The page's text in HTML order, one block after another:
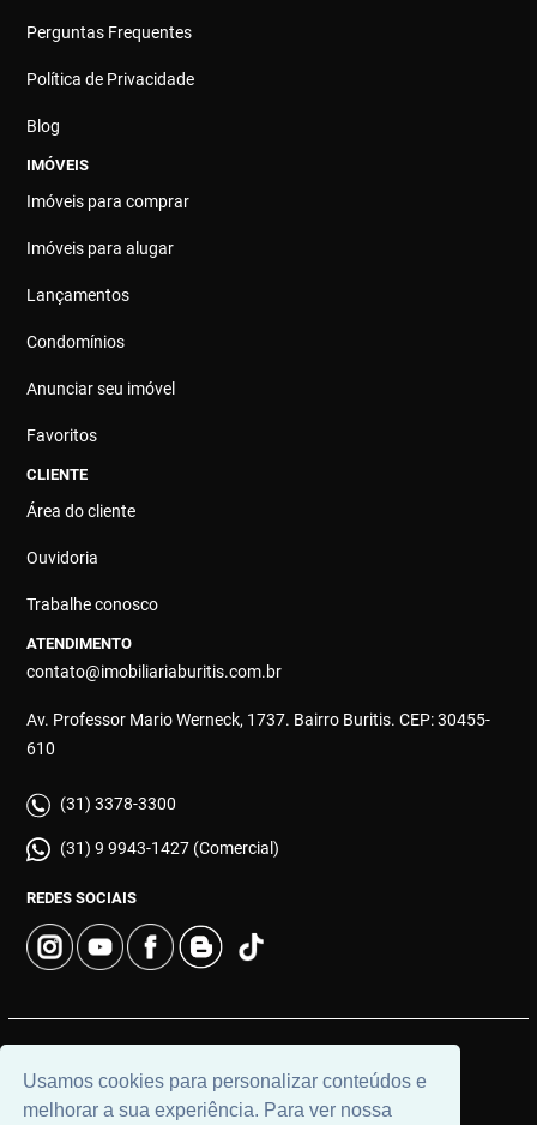
Usamos cookies para personalizar conteúdos e
melhorar a sua experiência. Para ver nossa
Perguntas Frequentes
Política de Privacidade
Blog
IMÓVEIS
Imóveis para comprar
Imóveis para alugar
Lançamentos
Condomínios
Anunciar seu imóvel
Favoritos
CLIENTE
Área do cliente
Ouvidoria
Trabalhe conosco
ATENDIMENTO
contato@imobiliariaburitis.com.br
Av. Professor Mario Werneck, 1737. Bairro Buritis. CEP: 30455-
610
(31) 3378-3300
(31) 9 9943-1427 (Comercial)
REDES SOCIAIS
Universal Software.